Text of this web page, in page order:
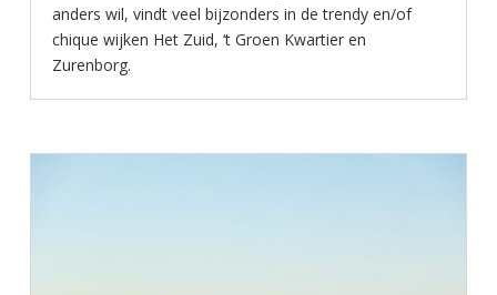
anders wil, vindt veel bijzonders in de trendy en/of
chique wijken Het Zuid, ‘t Groen Kwartier en
Zurenborg.